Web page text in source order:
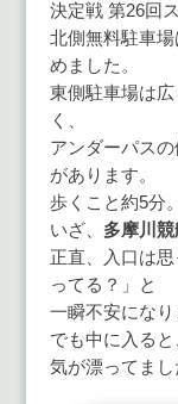
決定戦 第26回
北側無料駐車
めました。
東側駐車場は
く、
アンダーパス
があります。
歩くこと約5分。
いざ、 多摩川
正直、入口は
ってる？」と
一瞬不安になり
でも中に入る
気が漂ってまし